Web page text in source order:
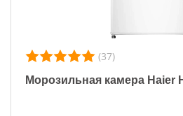
(37)
Морозильная камера Haier